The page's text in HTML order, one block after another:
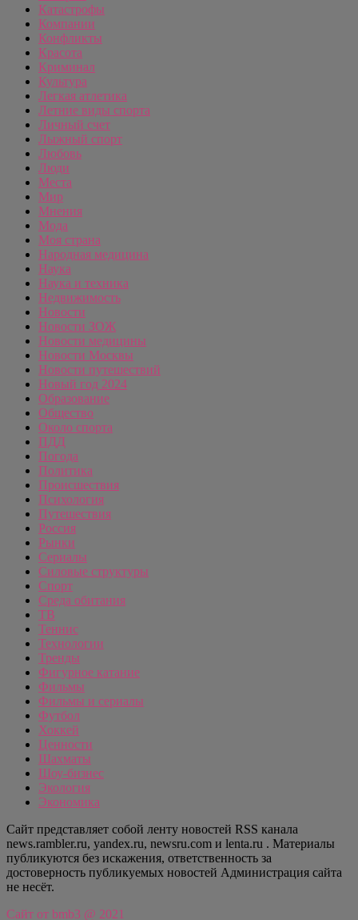
Катастрофы
Компании
Конфликты
Красота
Криминал
Культура
Легкая атлетика
Летние виды спорта
Личный счет
Лыжный спорт
Любовь
Люди
Места
Мир
Мнения
Мода
Моя страна
Народная медицина
Наука
Наука и техника
Недвижимость
Новости
Новости ЗОЖ
Новости медицины
Новости Москвы
Новости путешествий
Новый год 2024
Образование
Общество
Около спорта
ПДД
Погода
Политика
Происшествия
Психология
Путешествия
Россия
Рынки
Сериалы
Силовые структуры
Спорт
Среда обитания
ТВ
Теннис
Технологии
Тренды
Фигурное катание
Фильмы
Фильмы и сериалы
Футбол
Хоккей
Ценности
Шахматы
Шоу-бизнес
Экология
Экономика
Сайт представляет собой ленту новостей RSS канала
news.rambler.ru, yandex.ru, newsru.com и lenta.ru . Материалы
публикуются без искажения, ответственность за
достоверность публикуемых новостей Администрация сайта
не несёт.
Сайт от bmb3 @ 2021